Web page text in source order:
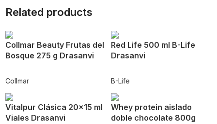
Related products
Collmar Beauty Frutas del
Bosque 275 g Drasanvi
Collmar
Red Life 500 ml B-Life
Drasanvi
B-Life
Vitalpur Clásica 20×15 ml
Viales Drasanvi
Whey protein aislado
doble chocolate 800g